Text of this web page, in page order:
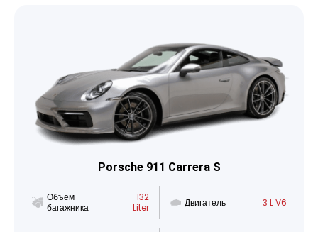
Porsche 911 Carrera S
Объем
багажника
132
Liter
Двигатель 3 L V6